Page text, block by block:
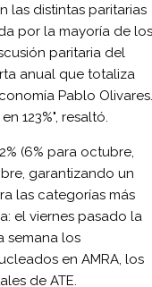
las distintas paritarias
por la mayoría de los
paritaria del
anual que totaliza
Pablo Olivares.
123%", resaltó.
(6% para octubre,
garantizando un
las categorías más
el viernes pasado la
semana los
en AMRA, los
de ATE.